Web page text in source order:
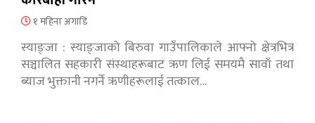
१ महिना अगाडि
स्याङ्जा : स्याङ्जाको बिरुवा गाउँपालिकाले आफ्नो क्षेत्रभित्र
सञ्चालित सहकारी संस्थाहरूबाट ऋण लिई समयमै सावाँ तथा
ब्याज भुक्तानी नगर्ने ऋणीहरूलाई तत्काल…